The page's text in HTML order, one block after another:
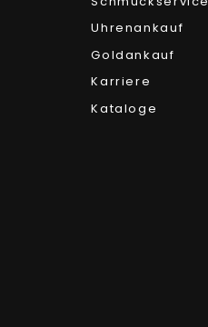
Uhrenankauf
Goldankauf
Karriere
Kataloge